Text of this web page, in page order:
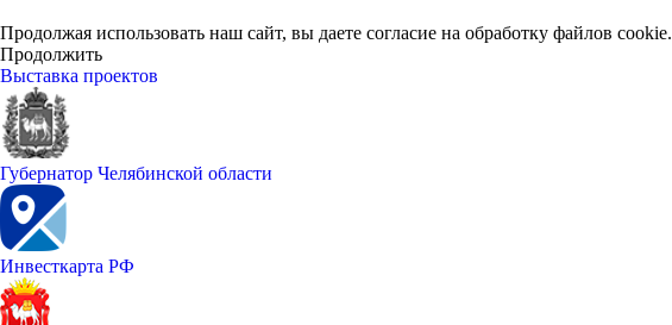
Продолжая использовать наш сайт, вы даете согласие на обработку файлов cookie.
Продолжить
Выставка проектов
Губернатор Челябинской области
Инвесткарта РФ